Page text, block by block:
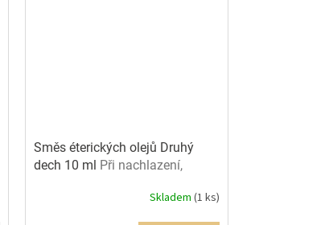
Směs éterických olejů Druhý
dech 10 ml Při nachlazení,
Skladem (1 ks)